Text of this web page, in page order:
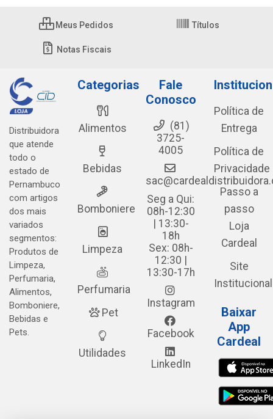
Meus Pedidos Títulos
Notas Fiscais
Distribuidora
que atende
todo o
estado de
Pernambuco
com artigos
dos mais
variados
segmentos:
Produtos de
Limpeza,
Perfumaria,
Alimentos,
Bomboniere,
Bebidas e
Pets.
Categorias
Alimentos
Bebidas
Bomboniere
Limpeza
Perfumaria
Pet
Utilidades
Fale
Conosco
(81)
3725-
4005
Seg a Qui:
08h-12:30
| 13:30-
18h
Sex: 08h-
12:30 |
13:30-17h
Instagram
Facebook
LinkedIn
Política de
Entrega
Política de
Privacidade
Passo a
passo
Loja
Cardeal
Site
Institucional
Baixar
App
Cardeal